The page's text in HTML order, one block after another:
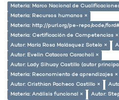
Materia: Marco Nacional de
Materia: Recursos humanos ×
Materia: http://purl.org/pe-repo/ocde/
Materia: Certificación de Competencias ×
Autor: María Rosa Malásquez Sotelo ×
Autor: Evelin Catacora Caracholi ×
Autor: Lady Sihuay Castillo (autor
Materia: Reconomiento de aprendizajes ×
Autor: Cristhian Pacheco Castillo ×
Materia: Análisis funcional ×
Autor: